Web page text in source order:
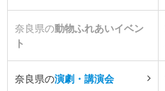
奈良県の動物ふれあいイベン
ト
奈良県の演劇・講演会